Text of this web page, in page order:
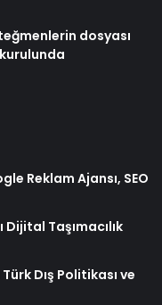
dosyası
Reklam Ajansı, SEO
Dijital Taşımacılık
Dış Politikası ve